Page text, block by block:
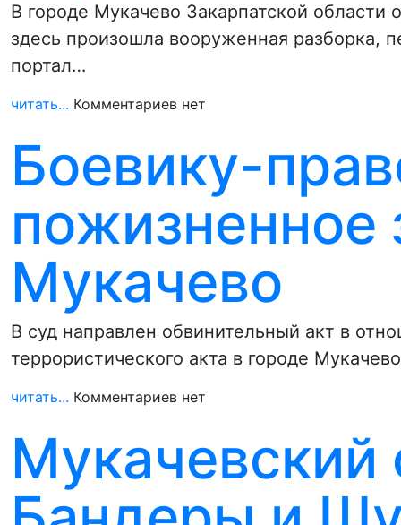
В городе Мукачево Закарпатской области
здесь произошла вооруженная разборка,
портал…
читать... Комментариев нет
Боевику-
пожизненное
Мукачево
В суд направлен обвинительный акт в
террористического акта в городе
читать... Комментариев нет
Мукачевский